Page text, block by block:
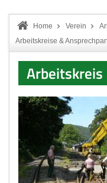
Home Verein
Arbeitskreise &
Arbeitskreis